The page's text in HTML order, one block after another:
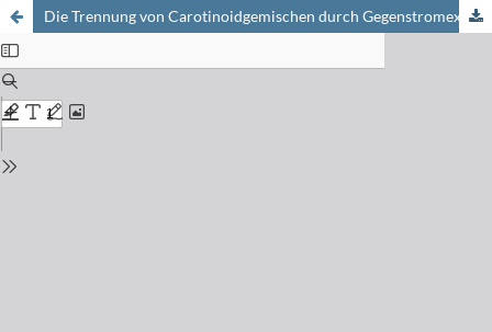
Die Trennung von Carotinoidgemischen durch Gegenstromextraktion